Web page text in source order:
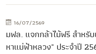
16/07/2569
มฟล. แจกกล้าไม้ฟรี สำหรั
หาแม่ฟ้าหลวง" ประจำปี